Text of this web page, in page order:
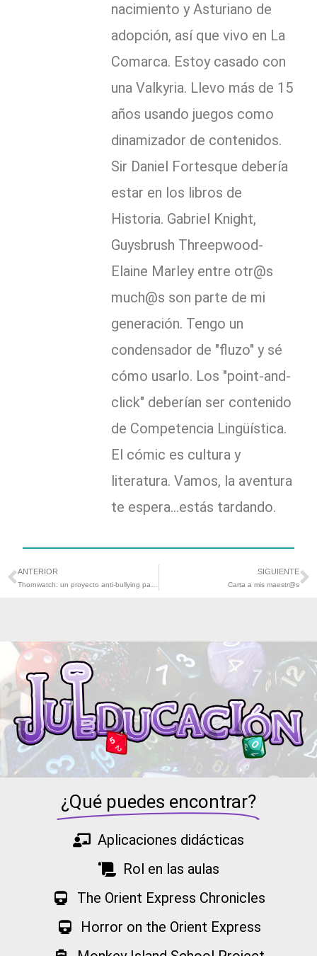
nacimiento y Asturiano de
adopción, así que vivo en La
Comarca. Estoy casado con
una Valkyria. Llevo más de 15
años usando juegos como
dinamizador de contenidos.
Sir Daniel Fortesque debería
estar en los libros de
Historia. Gabriel Knight,
Guysbrush Threepwood-
Elaine Marley entre otr@s
much@s son parte de mi
generación. Tengo un
condensador de "fluzo" y sé
cómo usarlo. Los "point-and-
click" deberían ser contenido
de Competencia Lingüística.
El cómic es cultura y
literatura. Vamos, la aventura
te espera...estás tardando.
Ant
ANTERIOR
Thornwatch: un proyecto anti-bullying para el plan de convivencia #elpoderdelanarrativa
SIGUIENTE
Carta a mis maestr@s
¿Qué puedes encontrar?
Aplicaciones didácticas
Rol en las aulas
The Orient Express Chronicles
Horror on the Orient Express